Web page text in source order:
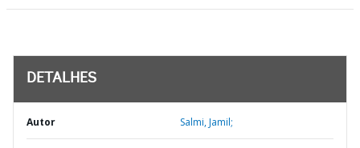
DETALHES
Autor Salmi, Jamil;